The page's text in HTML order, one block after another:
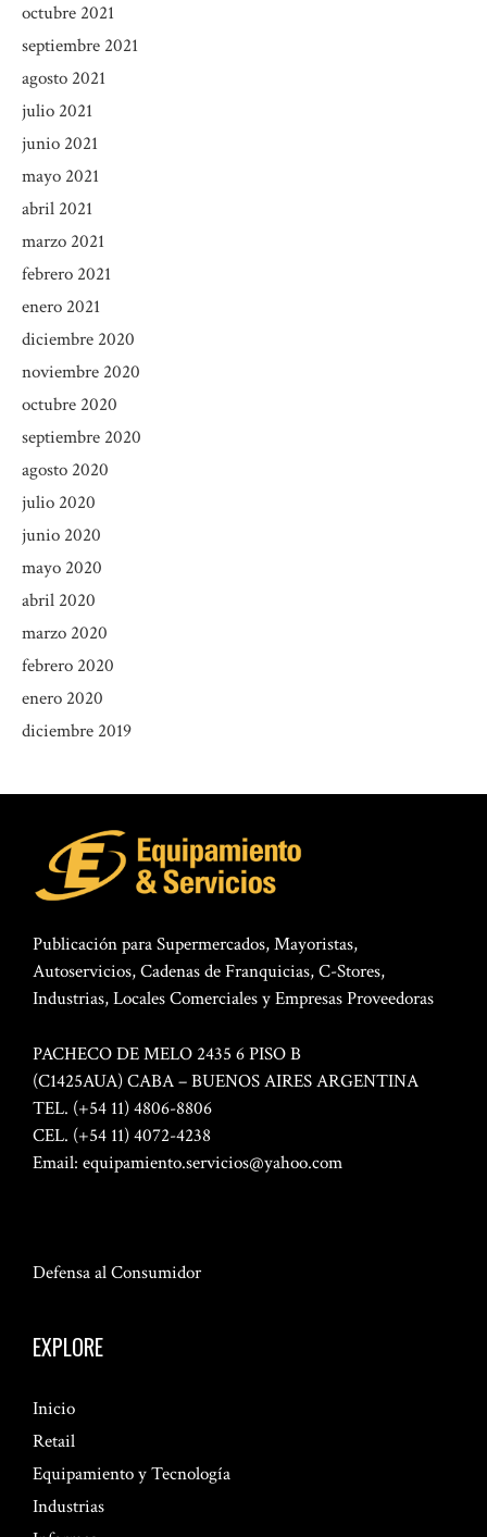
octubre 2021
septiembre 2021
agosto 2021
julio 2021
junio 2021
mayo 2021
abril 2021
marzo 2021
febrero 2021
enero 2021
diciembre 2020
noviembre 2020
octubre 2020
septiembre 2020
agosto 2020
julio 2020
junio 2020
mayo 2020
abril 2020
marzo 2020
febrero 2020
enero 2020
diciembre 2019
Publicación para Supermercados, Mayoristas,
Autoservicios, Cadenas de Franquicias, C-Stores,
Industrias, Locales Comerciales y Empresas Proveedoras
PACHECO DE MELO 2435 6 PISO B
(C1425AUA) CABA – BUENOS AIRES ARGENTINA
TEL. (+54 11) 4806-8806
CEL. (+54 11) 4072-4238
Email: equipamiento.servicios@yahoo.com
Defensa al Consumidor
EXPLORE
Inicio
Retail
Equipamiento y Tecnología
Industrias